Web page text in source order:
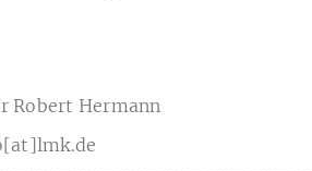
Robert Hermann